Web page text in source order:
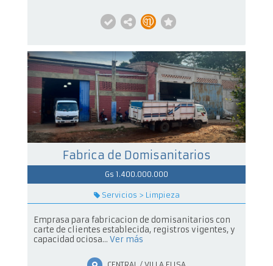
Fabrica de Domisanitarios
Gs 1.400.000.000
Servicios > Limpieza
Emprasa para fabricacion de domisanitarios con
carte de clientes establecida, registros vigentes, y
capacidad ociosa... Ver más